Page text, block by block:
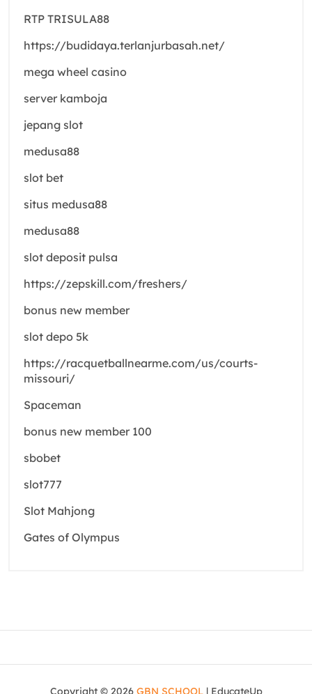
RTP TRISULA88
https://budidaya.terlanjurbasah.net/
mega wheel casino
server kamboja
jepang slot
medusa88
slot bet
situs medusa88
medusa88
slot deposit pulsa
https://zepskill.com/freshers/
bonus new member
slot depo 5k
https://racquetballnearme.com/us/courts-
missouri/
Spaceman
bonus new member 100
sbobet
slot777
Slot Mahjong
Gates of Olympus
Copyright © 2026 GBN SCHOOL| EducateUp